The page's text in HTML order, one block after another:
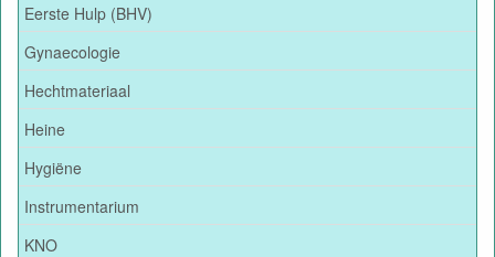
Eerste Hulp (BHV)
Gynaecologie
Hechtmateriaal
Heine
Hygiëne
Instrumentarium
KNO